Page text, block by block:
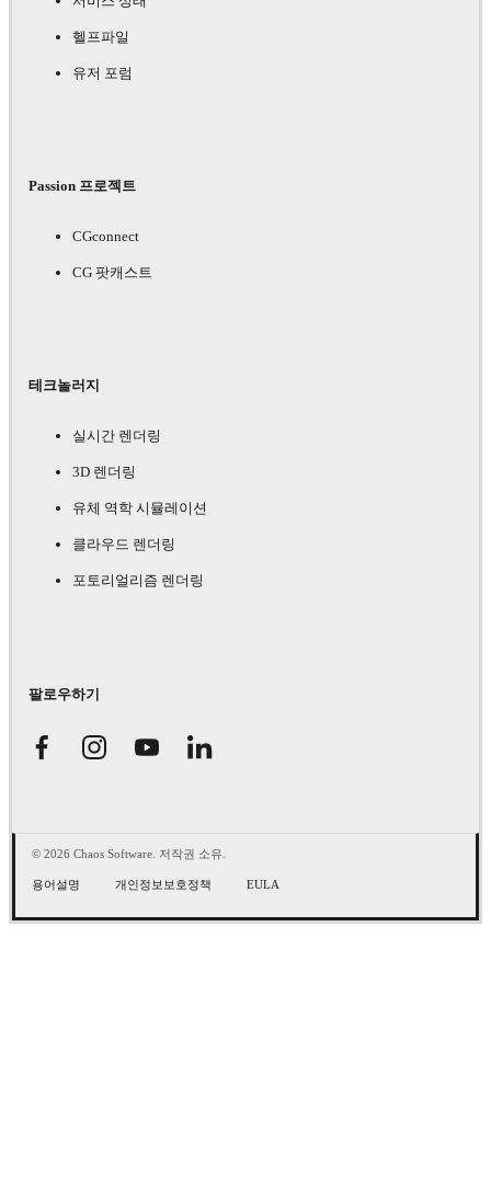
헬프파일
유저 포럼
Passion 프로젝트
CGconnect
CG 팟캐스트
테크놀러지
실시간 렌더링
3D 렌더링
유체 역학 시뮬레이션
클라우드 렌더링
포토리얼리즘 렌더링
팔로우하기
© 2026 Chaos Software. 저작권 소유.
용어설명 개인정보보호정책 EULA